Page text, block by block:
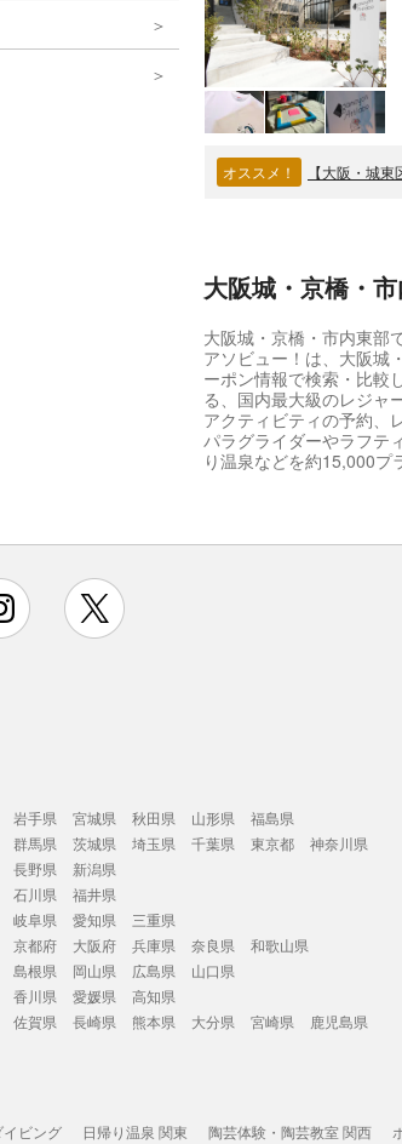
オススメ！ 【大阪・城
大阪城・京橋・
大阪城・京橋・市内東部
アソビュー！は、大阪城
ーポン情報で検索・比較
る、国内最大級のレジャ
アクティビティの予約、
パラグライダーやラフテ
り温泉などを約15,000プ
instagram
岩手県 宮城県 秋田県 山形県
福島県
群馬県 茨城県 埼玉県 千葉県 東京都
神奈川県
長野県
新潟県
石川県
福井県
岐阜県 愛知県
三重県
京都府 大阪府 兵庫県 奈良県
和歌山県
島根県 岡山県 広島県
山口県
香川県 愛媛県
高知県
佐賀県 長崎県 熊本県 大分県 宮崎県
鹿児島県
ビング 日帰り温泉 関東 陶芸体験・陶芸教室 関西